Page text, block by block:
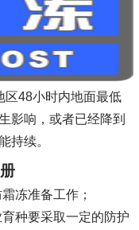
区48小时内地面最低
影响，或者已经降到
持续。
冻准备工作；
种要采取一定的防护